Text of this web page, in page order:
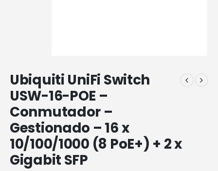
Ubiquiti UniFi Switch
USW-16-POE –
Conmutador –
Gestionado – 16 x
10/100/1000 (8 PoE+) + 2 x
Gigabit SFP